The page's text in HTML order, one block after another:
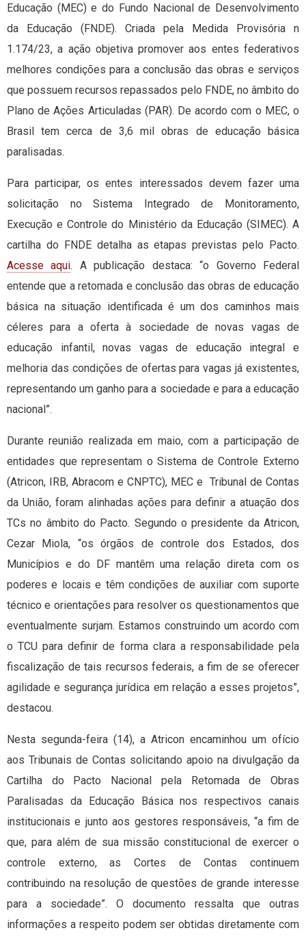
Educação (MEC) e do Fundo Nacional de Desenvolvimento
da Educação (FNDE). Criada pela Medida Provisória n
1.174/23, a ação objetiva promover aos entes federativos
melhores condições para a conclusão das obras e serviços
que possuem recursos repassados pelo FNDE, no âmbito do
Plano de Ações Articuladas (PAR). De acordo com o MEC, o
Brasil tem cerca de 3,6 mil obras de educação básica
paralisadas.
Para participar, os entes interessados devem fazer uma
solicitação no Sistema Integrado de Monitoramento,
Execução e Controle do Ministério da Educação (SIMEC). A
cartilha do FNDE detalha as etapas previstas pelo Pacto.
Acesse aqui. A publicação destaca: “o Governo Federal
entende que a retomada e conclusão das obras de educação
básica na situação identificada é um dos caminhos mais
céleres para a oferta à sociedade de novas vagas de
educação infantil, novas vagas de educação integral e
melhoria das condições de ofertas para vagas já existentes,
representando um ganho para a sociedade e para a educação
nacional”.
Durante reunião realizada em maio, com a participação de
entidades que representam o Sistema de Controle Externo
(Atricon, IRB, Abracom e CNPTC), MEC e Tribunal de Contas
da União, foram alinhadas ações para definir a atuação dos
TCs no âmbito do Pacto. Segundo o presidente da Atricon,
Cezar Miola, “os órgãos de controle dos Estados, dos
Municípios e do DF mantêm uma relação direta com os
poderes e locais e têm condições de auxiliar com suporte
técnico e orientações para resolver os questionamentos que
eventualmente surjam. Estamos construindo um acordo com
o TCU para definir de forma clara a responsabilidade pela
fiscalização de tais recursos federais, a fim de se oferecer
agilidade e segurança jurídica em relação a esses projetos”,
destacou.
Nesta segunda-feira (14), a Atricon encaminhou um ofício
aos Tribunais de Contas solicitando apoio na divulgação da
Cartilha do Pacto Nacional pela Retomada de Obras
Paralisadas da Educação Básica nos respectivos canais
institucionais e junto aos gestores responsáveis, “a fim de
que, para além de sua missão constitucional de exercer o
controle externo, as Cortes de Contas continuem
contribuindo na resolução de questões de grande interesse
para a sociedade”. O documento ressalta que outras
informações a respeito podem ser obtidas diretamente com